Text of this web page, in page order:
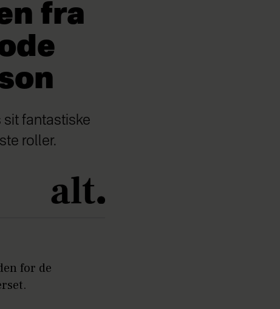
fra
sit fantastiske
roller.
for de